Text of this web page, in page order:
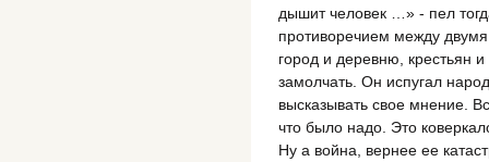
дышит человек …» - пел
противоречием между
город и деревню, крестьян
замолчать. Он испугал
высказывать свое мнение.
что было надо. Это
Ну а война, вернее ее